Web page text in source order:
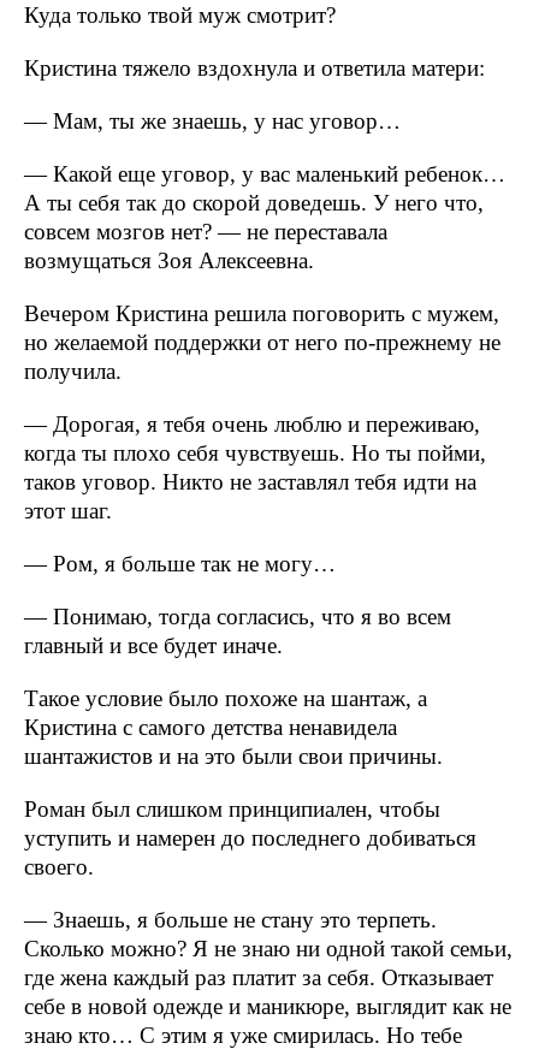
Куда только твой муж смотрит?
Кристина тяжело вздохнула и ответила матери:
— Мам, ты же знаешь, у нас уговор…
— Какой еще уговор, у вас маленький ребенок…
А ты себя так до скорой доведешь. У него что,
совсем мозгов нет? — не переставала
возмущаться Зоя Алексеевна.
Вечером Кристина решила поговорить с мужем,
но желаемой поддержки от него по-прежнему не
получила.
— Дорогая, я тебя очень люблю и переживаю,
когда ты плохо себя чувствуешь. Но ты пойми,
таков уговор. Никто не заставлял тебя идти на
этот шаг.
— Ром, я больше так не могу…
— Понимаю, тогда согласись, что я во всем
главный и все будет иначе.
Такое условие было похоже на шантаж, а
Кристина с самого детства ненавидела
шантажистов и на это были свои причины.
Роман был слишком принципиален, чтобы
уступить и намерен до последнего добиваться
своего.
— Знаешь, я больше не стану это терпеть.
Сколько можно? Я не знаю ни одной такой семьи,
где жена каждый раз платит за себя. Отказывает
себе в новой одежде и маникюре, выглядит как не
знаю кто… С этим я уже смирилась. Но тебе